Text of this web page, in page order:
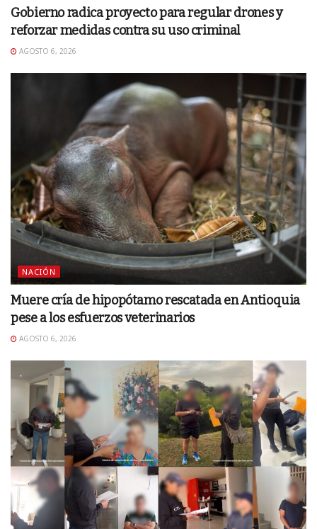
Gobierno radica proyecto para regular drones y
reforzar medidas contra su uso criminal
AGOSTO 6, 2026
NACIÓN
Muere cría de hipopótamo rescatada en Antioquia
pese a los esfuerzos veterinarios
AGOSTO 6, 2026